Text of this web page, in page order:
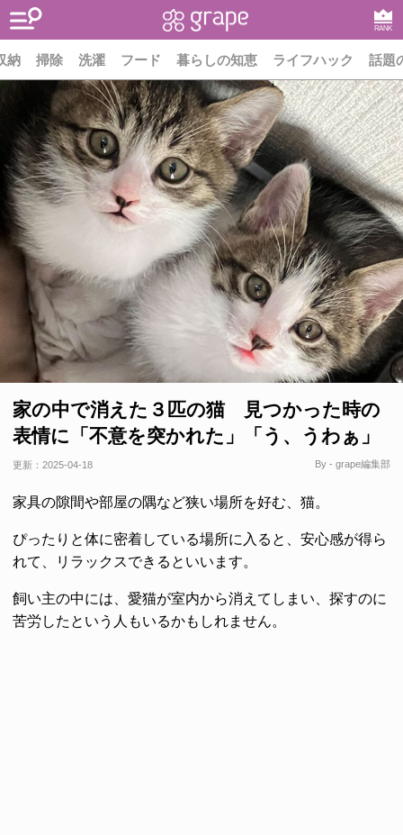
RANK
納 掃除 洗濯 フード 暮らしの知恵 ライフハック 話題
家の中で消えた３匹の猫 見つかった時の
表情に「不意を突かれた」「う、うわぁ」
更新： 2025-04-18 By - grape編集部
家具の隙間や部屋の隅など狭い場所を好む、猫。
ぴったりと体に密着している場所に入ると、安心感が得ら
れて、リラックスできるといいます。
飼い主の中には、愛猫が室内から消えてしまい、探すのに
苦労したという人もいるかもしれません。